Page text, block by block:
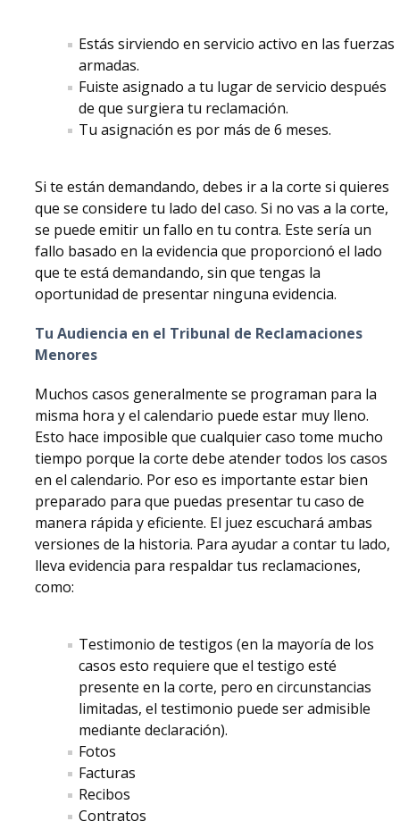
Estás sirviendo en servicio activo en las fuerzas
armadas.
Fuiste asignado a tu lugar de servicio después
de que surgiera tu reclamación.
Tu asignación es por más de 6 meses.
Si te están demandando, debes ir a la corte si quieres
que se considere tu lado del caso. Si no vas a la corte,
se puede emitir un fallo en tu contra. Este sería un
fallo basado en la evidencia que proporcionó el lado
que te está demandando, sin que tengas la
oportunidad de presentar ninguna evidencia.
Tu Audiencia en el Tribunal de Reclamaciones
Menores
Muchos casos generalmente se programan para la
misma hora y el calendario puede estar muy lleno.
Esto hace imposible que cualquier caso tome mucho
tiempo porque la corte debe atender todos los casos
en el calendario. Por eso es importante estar bien
preparado para que puedas presentar tu caso de
manera rápida y eficiente. El juez escuchará ambas
versiones de la historia. Para ayudar a contar tu lado,
lleva evidencia para respaldar tus reclamaciones,
como:
Testimonio de testigos (en la mayoría de los
casos esto requiere que el testigo esté
presente en la corte, pero en circunstancias
limitadas, el testimonio puede ser admisible
mediante declaración).
Fotos
Facturas
Recibos
Contratos